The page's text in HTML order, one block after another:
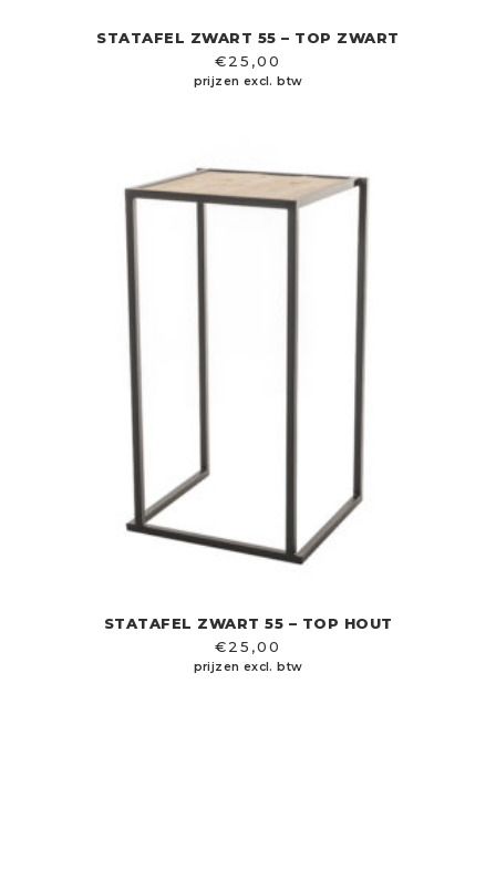
STATAFEL ZWART 55 – TOP ZWART
€25,00
prijzen excl. btw
STATAFEL ZWART 55 – TOP HOUT
€25,00
prijzen excl. btw